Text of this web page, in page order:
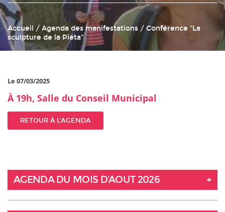
Accueil / Agenda des manifestations / Conférence "La
sculpture de la Piéta"
Le 07/03/2025
À 19h, Salle du Conseil Municipal
RETOUR À L'AGENDA
AGENDA DU MOIS D'AOUT 2026